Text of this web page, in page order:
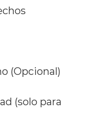
(Opcional)
(solo para